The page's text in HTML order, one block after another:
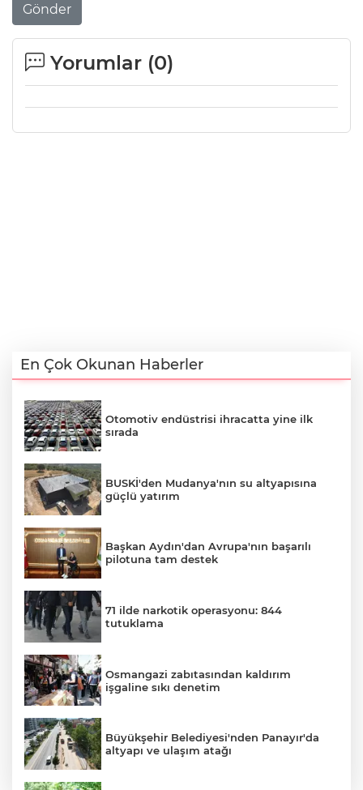
Gönder
Yorumlar (0)
En Çok Okunan Haberler
Otomotiv endüstrisi ihracatta yine ilk
sırada
BUSKİ'den Mudanya'nın su altyapısına
güçlü yatırım
Başkan Aydın'dan Avrupa'nın başarılı
pilotuna tam destek
71 ilde narkotik operasyonu: 844
tutuklama
Osmangazi zabıtasından kaldırım
işgaline sıkı denetim
Büyükşehir Belediyesi'nden Panayır'da
altyapı ve ulaşım atağı